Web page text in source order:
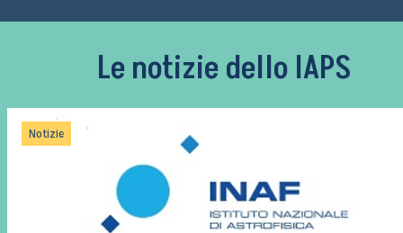
Le notizie dello IAPS
Notizie